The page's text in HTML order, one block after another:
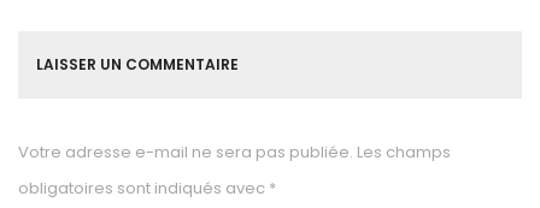
LAISSER UN COMMENTAIRE
Votre adresse e-mail ne sera pas publiée. Les champs
obligatoires sont indiqués avec *